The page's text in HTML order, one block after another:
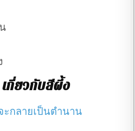
กี่ยวกับสีผึ้ง
ะกลายเป็นตำนาน